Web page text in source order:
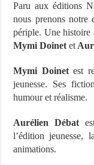
Paru aux éditions
nous prenons notre
périple. Une histoire
Mymi Doinetet
Mymi Doinetest
jeunesse. Ses
humour et réalisme.
Aurélien Débat
l’édition jeunesse,
animations.